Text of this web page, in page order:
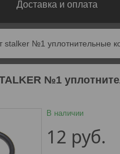
Доставка и оплата
stalker №1 уплотнительные
№1
В наличии
12 руб.